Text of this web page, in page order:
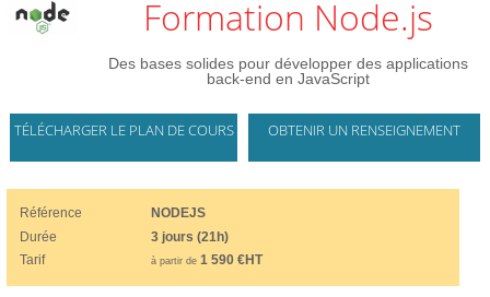
Formation Node.js
Des bases solides pour développer des applications
back-end en JavaScript
TÉLÉCHARGER LE PLAN DE COURS OBTENIR UN RENSEIGNEMENT
Référence
NODEJS
Durée
3 jours (21h)
Tarif
à partir de 1 590 €HT